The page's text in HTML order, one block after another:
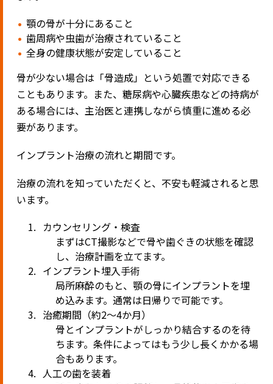
顎の骨が十分にあること
歯周病や虫歯が治療されていること
全身の健康状態が安定していること
骨が少ない場合は「骨造成」という処置で対応できる
こともあります。また、糖尿病や心臓疾患などの持病が
ある場合には、主治医と連携しながら慎重に進める必
要があります。
インプラント治療の流れと期間です。
治療の流れを知っていただくと、不安も軽減されると思
います。
カウンセリング・検査
まずはCT撮影などで骨や歯ぐきの状態を確認
し、治療計画を立てます。
インプラント埋入手術
局所麻酔のもと、顎の骨にインプラントを埋
め込みます。通常は日帰りで可能です。
治癒期間（約2〜4か月）
骨とインプラントがしっかり結合するのを待
ちます。条件によってはもう少し長くかかる場
合もあります。
人工の歯を装着